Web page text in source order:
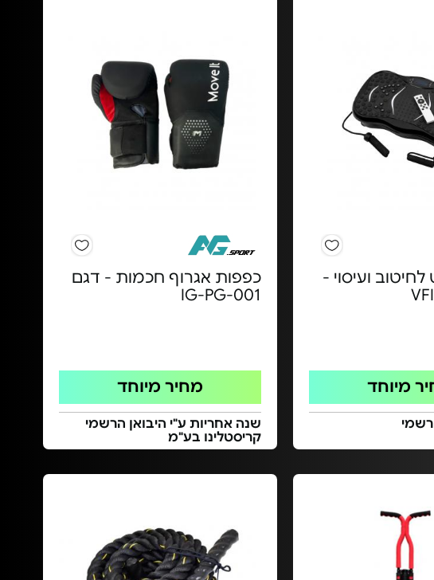
ועיסוי -
מיוחד
רשמי
כפפות אגרוף חכמות - דגם
IG-PG-001
מחיר מיוחד
שנה אחריות ע"י היבואן הרשמי
קריסטלינו בע"מ